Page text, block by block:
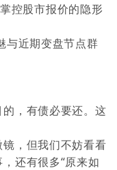
控股市报价的隐形
与近期变盘节点群
，有债必要还。这
，但我们不妨看看
还有很多“原来如